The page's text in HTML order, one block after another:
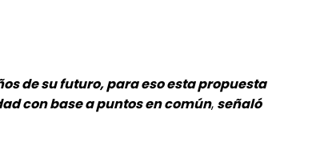
de su futuro, para eso esta propuesta
con base a puntos en común, señaló